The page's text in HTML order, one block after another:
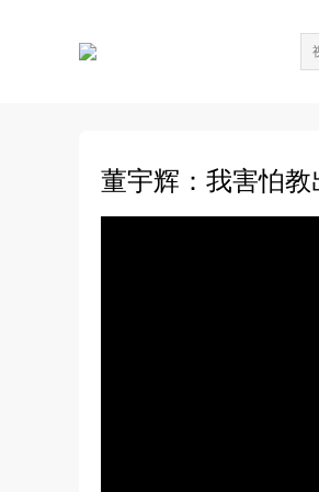
董宇辉：我害怕